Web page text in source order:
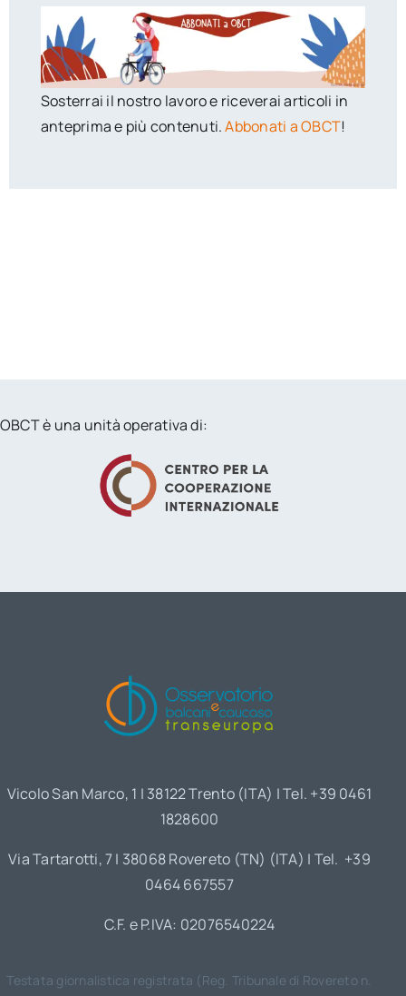
Sosterrai il nostro lavoro e riceverai articoli in
anteprima e più contenuti.Abbonati a OBCT!
OBCT è una unità operativa di:
Vicolo San Marco, 1 | 38122 Trento (ITA) | Tel. +39 0461
1828600
Via Tartarotti, 7 | 38068 Rovereto (TN) (ITA) | Tel. +39
0464 667557
C.F. e P.IVA: 02076540224
Testata giornalistica registrata (Reg. Tribunale di Rovereto n.